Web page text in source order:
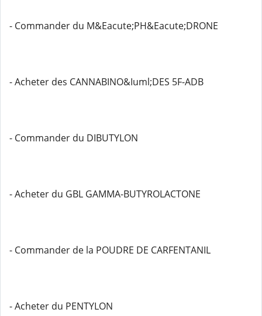
- Commander du M&Eacute;PH&Eacute;DRONE
- Acheter des CANNABINO&Iuml;DES 5F-ADB
- Commander du DIBUTYLON
- Acheter du GBL GAMMA-BUTYROLACTONE
- Commander de la POUDRE DE CARFENTANIL
- Acheter du PENTYLON